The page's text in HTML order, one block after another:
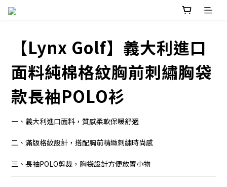
【Lynx Golf】義大利進口
面料純棉格紋胸前刺繡胸袋
款長袖POLO衫
一、義大利進口面料，質感柔軟保暖舒適
二、滿版格紋設計，搭配胸前精緻刺繡時尚感
三、長袖POLO剪裁，胸袋設計方便放置小物